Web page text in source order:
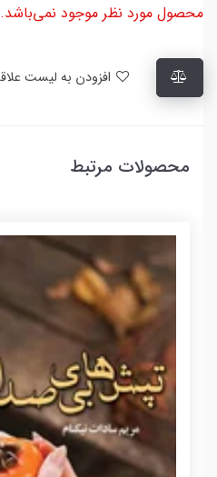
محصول مورد نظر موجود نمی‌باشد.
محصولات مرتبط